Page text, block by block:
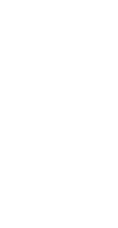
Organización
según los
acumula
varios
El debate
semanas
Padilla,
la seguridad